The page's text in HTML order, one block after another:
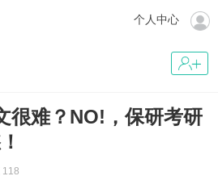
个人中心
很难？NO!，保研考研
118